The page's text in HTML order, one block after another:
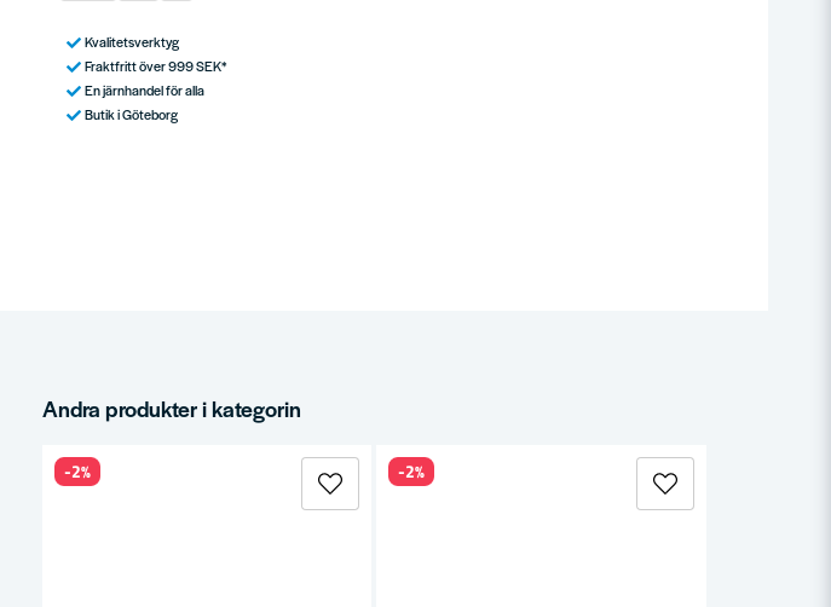
Kvalitetsverktyg
Fraktfritt över 999 SEK*
En järnhandel för alla
Butik i Göteborg
Andra produkter i kategorin
-2% -2%